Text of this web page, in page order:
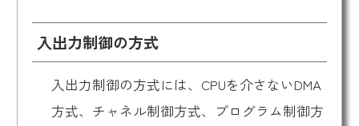
入出力制御の方式
入出力制御の方式には、CPUを介さないDMA
方式、チャネル制御方式、プログラム制御方